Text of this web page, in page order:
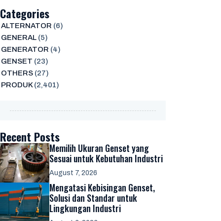
Categories
ALTERNATOR (6)
GENERAL(5)
GENERATOR (4)
GENSET (23)
OTHERS(27)
PRODUK(2,401)
Recent Posts
Memilih Ukuran Genset yang
Sesuai untuk Kebutuhan Industri
August 7, 2026
Mengatasi Kebisingan Genset,
Solusi dan Standar untuk
Lingkungan Industri